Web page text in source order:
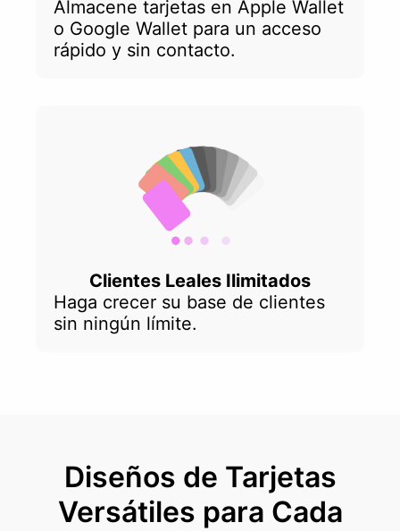
Almacene tarjetas en Apple Wallet
o Google Wallet para un acceso
rápido y sin contacto.
Clientes Leales Ilimitados
Haga crecer su base de clientes
sin ningún límite.
Diseños de Tarjetas
Versátiles para Cada